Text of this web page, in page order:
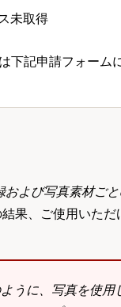
未取得
下記申請フォーム
および写真素材ご
果、ご使用いた
うに、写真を使用